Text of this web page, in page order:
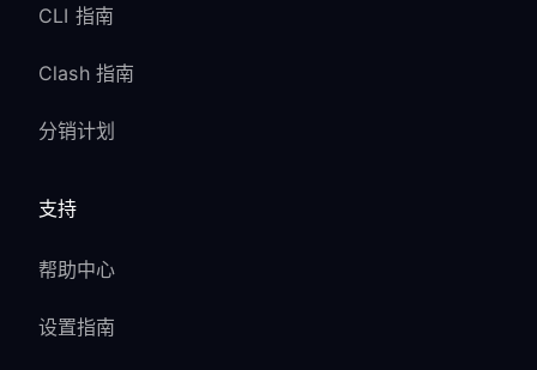
CLI 指南
Clash 指南
分销计划
支持
帮助中心
设置指南